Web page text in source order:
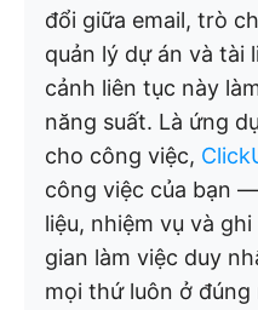
đổi giữa email, trò
quản lý dự án và tài
cảnh liên tục này
năng suất. Là ứng
cho công việc,
công việc của bạn
liệu, nhiệm vụ và
gian làm việc duy
mọi thứ luôn ở đúng